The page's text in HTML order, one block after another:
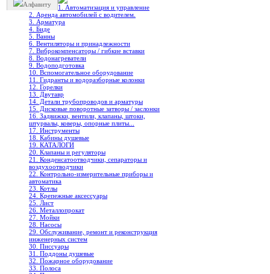
Алфавиту
1. Автоматизация и управление
2. Аренда автомобилей с водителем.
3. Арматура
4. Биде
5. Ванны
6. Вентиляторы и принадлежности
7. Виброкомпенсаторы / гибкие вставки
8. Водонагреватели
9. Водоподготовка
10. Вспомогательное оборудование
11. Гидранты и водоразборные колонки
12. Горелки
13. Двутавр
14. Детали трубопроводов и арматуры
15. Дисковые поворотные затворы / заслонки
16. Задвижки, вентили, клапаны, штоки,
штурвалы, коверы, опорные плиты...
17. Инструменты
18. Кабины душевые
19. КАТАЛОГИ
20. Клапаны и регуляторы
21. Конденсатоотводчики, сепараторы и
воздухоотводчики
22. Контрольно-измерительные приборы и
автоматика
23. Котлы
24. Крепежные аксессуары
25. Лист
26. Металлопрокат
27. Мойки
28. Насосы
29. Обслуживание, ремонт и реконструкция
инженерных систем
30. Писсуары
31. Поддоны душевые
32. Пожарное оборудование
33. Полоса